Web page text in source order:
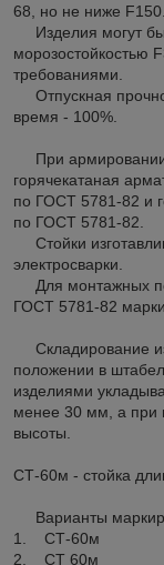
68, но не ниже F150.
Изделия могут
морозостойкостью
требованиями.
Отпускная
время - 100%.
При армировании
горячекатаная
по ГОСТ 5781-82 и
по ГОСТ 5781-82.
Стойки
электросварки.
Для монтажных
ГОСТ 5781-82
Складирование
положении в
изделиями
менее 30 мм, а при
высоты.
СТ-60м - стойка
Варианты
1. СТ-60м
2. СТ 60м